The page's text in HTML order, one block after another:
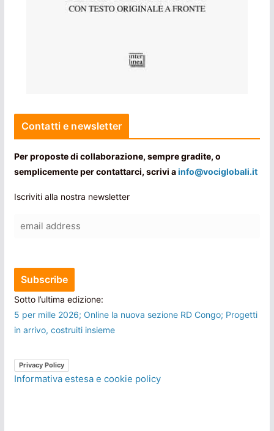
Contatti e newsletter
Per proposte di collaborazione, sempre gradite, o
semplicemente per contattarci, scrivi ainfo@vociglobali.it
Iscriviti alla nostra newsletter
Sotto l’ultima edizione:
5 per mille 2026; Online la nuova sezione RD Congo; Progetti
in arrivo, costruiti insieme
Privacy Policy
Informativa estesa e cookie policy